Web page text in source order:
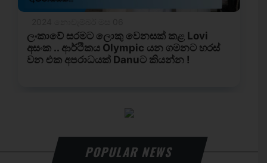
POPULAR NEWS